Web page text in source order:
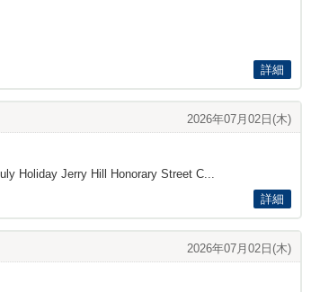
詳細
2026年07月02日(木)
Holiday Jerry Hill Honorary Street C...
詳細
2026年07月02日(木)